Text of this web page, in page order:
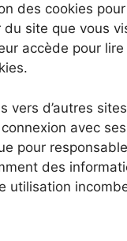
des cookies
site que vous
accède pour
d’autres
avec
pour
des